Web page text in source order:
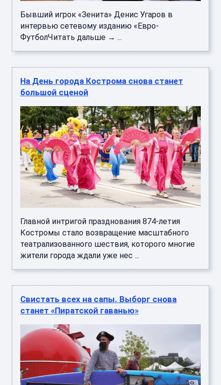
Бывший игрок «Зенита» Денис Угаров в
интервью сетевому изданию «Евро-
ФутболЧитать дальше → ...
На День города Кострома снова станет
большой сценой
Главной интригой празднования 874-летия
Костромы стало возвращение масштабного
театрализованного шествия, которого многие
жители города ждали уже нес ...
Свистать всех на сапы. Выборг снова
станет «Пиратской гаванью»